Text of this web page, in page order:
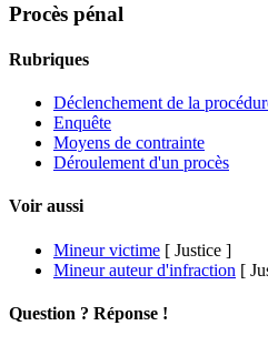
Procès pénal
Rubriques
Déclenchement de la
Enquête
Moyens de contrainte
Déroulement d'un procès
Voir aussi
Mineur victime [ Justice ]
Mineur auteur d'infraction [
Question ? Réponse !